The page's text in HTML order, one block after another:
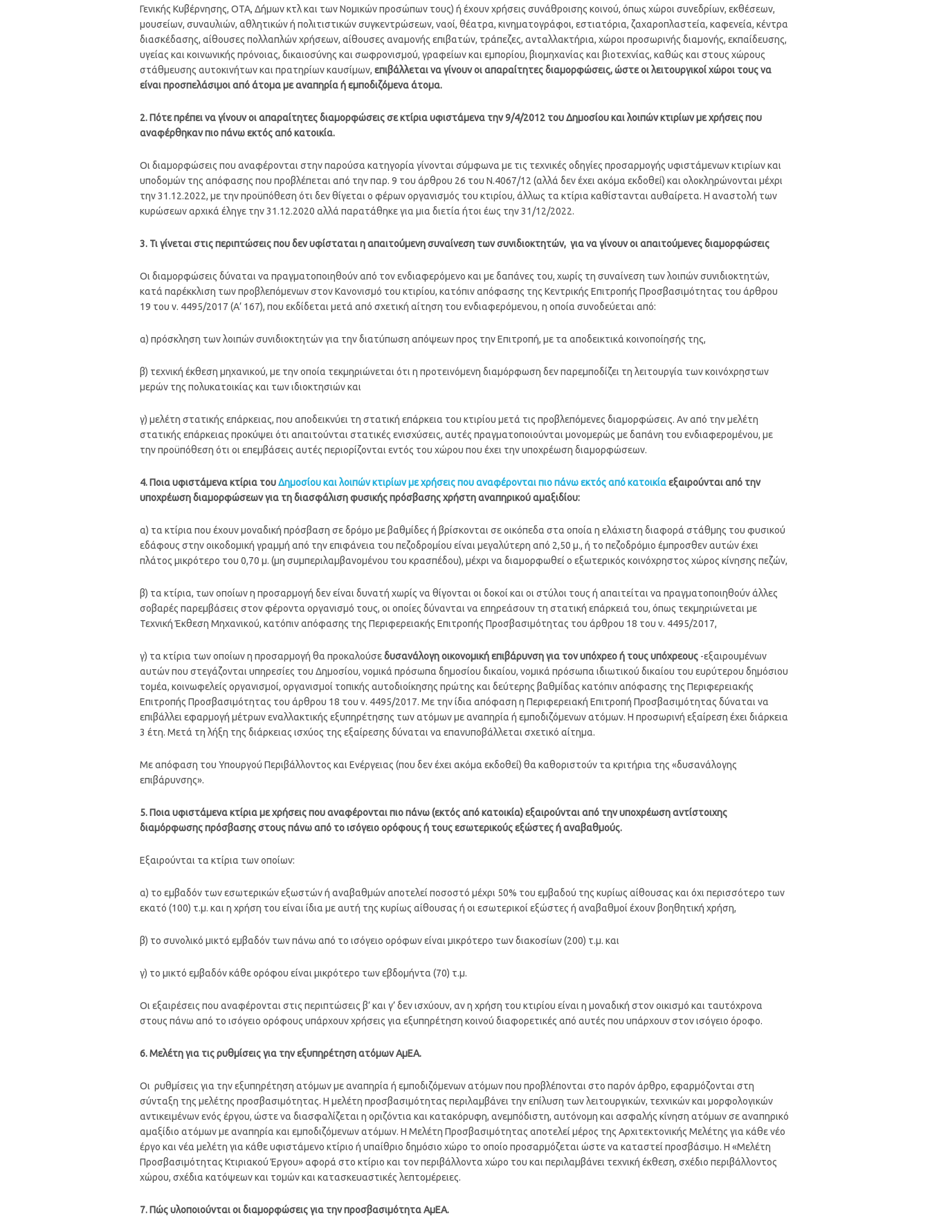
Γενικής Κυβέρνησης, ΟΤΑ, Δήμων κτλ και των Νομικών προσώπων τους) ή έχουν χρήσεις συνάθροισης κοινού, όπως χώροι συνεδρίων, εκθέσεων,
μουσείων, συναυλιών, αθλητικών ή πολιτιστικών συγκεντρώσεων, ναοί, θέατρα, κινηματογράφοι, εστιατόρια, ζαχαροπλαστεία, καφενεία, κέντρα
διασκέδασης, αίθουσες πολλαπλών χρήσεων, αίθουσες αναμονής επιβατών, τράπεζες, ανταλλακτήρια, χώροι προσωρινής διαμονής, εκπαίδευσης,
υγείας και κοινωνικής πρόνοιας, δικαιοσύνης και σωφρονισμού, γραφείων και εμπορίου, βιομηχανίας και βιοτεχνίας, καθώς και στους χώρους
στάθμευσης αυτοκινήτων και πρατηρίων καυσίμων, επιβάλλεται να γίνουν οι απαραίτητες διαμορφώσεις, ώστε οι λειτουργικοί χώροι τους να
είναι προσπελάσιμοι από άτομα με αναπηρία ή εμποδιζόμενα άτομα.
2. Πότε πρέπει να γίνουν οι απαραίτητες διαμορφώσεις σε κτίρια υφιστάμενα την 9/4/2012 του Δημοσίου και λοιπών κτιρίων με χρήσεις που
αναφέρθηκαν πιο πάνω εκτός από κατοικία.
Οι διαμορφώσεις που αναφέρονται στην παρούσα κατηγορία γίνονται σύμφωνα με τις τεχνικές οδηγίες προσαρμογής υφιστάμενων κτιρίων και
υποδομών της απόφασης που προβλέπεται από την παρ. 9 του άρθρου 26 του Ν.4067/12 (αλλά δεν έχει ακόμα εκδοθεί) και ολοκληρώνονται μέχρι
την 31.12.2022, με την προϋπόθεση ότι δεν θίγεται ο φέρων οργανισμός του κτιρίου, άλλως τα κτίρια καθίστανται αυθαίρετα. Η αναστολή των
κυρώσεων αρχικά έληγε την 31.12.2020 αλλά παρατάθηκε για μια διετία ήτοι έως την 31/12/2022.
3. Τι γίνεται στις περιπτώσεις που δεν υφίσταται η απαιτούμενη συναίνεση των συνιδιοκτητών, για να γίνουν οι απαιτούμενες διαμορφώσεις
Οι διαμορφώσεις δύναται να πραγματοποιηθούν από τον ενδιαφερόμενο και με δαπάνες του, χωρίς τη συναίνεση των λοιπών συνιδιοκτητών,
κατά παρέκκλιση των προβλεπόμενων στον Κανονισμό του κτιρίου, κατόπιν απόφασης της Κεντρικής Επιτροπής Προσβασιμότητας του άρθρου
19 του ν. 4495/2017 (Α’ 167), που εκδίδεται μετά από σχετική αίτηση του ενδιαφερόμενου, η οποία συνοδεύεται από:
α) πρόσκληση των λοιπών συνιδιοκτητών για την διατύπωση απόψεων προς την Επιτροπή, με τα αποδεικτικά κοινοποίησής της,
β) τεχνική έκθεση μηχανικού, με την οποία τεκμηριώνεται ότι η προτεινόμενη διαμόρφωση δεν παρεμποδίζει τη λειτουργία των κοινόχρηστων
μερών της πολυκατοικίας και των ιδιοκτησιών και
γ) μελέτη στατικής επάρκειας, που αποδεικνύει τη στατική επάρκεια του κτιρίου μετά τις προβλεπόμενες διαμορφώσεις. Αν από την μελέτη
στατικής επάρκειας προκύψει ότι απαιτούνται στατικές ενισχύσεις, αυτές πραγματοποιούνται μονομερώς με δαπάνη του ενδιαφερομένου, με
την προϋπόθεση ότι οι επεμβάσεις αυτές περιορίζονται εντός του χώρου που έχει την υποχρέωση διαμορφώσεων.
4. Ποια υφιστάμενα κτίρια τουΔημοσίου και λοιπών κτιρίων με χρήσεις που αναφέρονται πιο πάνω εκτός από κατοικίαεξαιρούνται από την
υποχρέωση διαμορφώσεων για τη διασφάλιση φυσικής πρόσβασης χρήστη αναπηρικού αμαξιδίου:
α) τα κτίρια που έχουν μοναδική πρόσβαση σε δρόμο με βαθμίδες ή βρίσκονται σε οικόπεδα στα οποία η ελάχιστη διαφορά στάθμης του φυσικού
εδάφους στην οικοδομική γραμμή από την επιφάνεια του πεζοδρομίου είναι μεγαλύτερη από 2,50 μ., ή το πεζοδρόμιο έμπροσθεν αυτών έχει
πλάτος μικρότερο του 0,70 μ. (μη συμπεριλαμβανομένου του κρασπέδου), μέχρι να διαμορφωθεί ο εξωτερικός κοινόχρηστος χώρος κίνησης πεζών,
β) τα κτίρια, των οποίων η προσαρμογή δεν είναι δυνατή χωρίς να θίγονται οι δοκοί και οι στύλοι τους ή απαιτείται να πραγματοποιηθούν άλλες
σοβαρές παρεμβάσεις στον φέροντα οργανισμό τους, οι οποίες δύνανται να επηρεάσουν τη στατική επάρκειά του, όπως τεκμηριώνεται με
Τεχνική Έκθεση Μηχανικού, κατόπιν απόφασης της Περιφερειακής Επιτροπής Προσβασιμότητας του άρθρου 18 του ν. 4495/2017,
γ) τα κτίρια των οποίων η προσαρμογή θα προκαλούσεδυσανάλογη οικονομική επιβάρυνση για τον υπόχρεο ή τους υπόχρεους -εξαιρουμένων
αυτών που στεγάζονται υπηρεσίες του Δημοσίου, νομικά πρόσωπα δημοσίου δικαίου, νομικά πρόσωπα ιδιωτικού δικαίου του ευρύτερου δημόσιου
τομέα, κοινωφελείς οργανισμοί, οργανισμοί τοπικής αυτοδιοίκησης πρώτης και δεύτερης βαθμίδας κατόπιν απόφασης της Περιφερειακής
Επιτροπής Προσβασιμότητας του άρθρου 18 του ν. 4495/2017. Με την ίδια απόφαση η Περιφερειακή Επιτροπή Προσβασιμότητας δύναται να
επιβάλλει εφαρμογή μέτρων εναλλακτικής εξυπηρέτησης των ατόμων με αναπηρία ή εμποδιζόμενων ατόμων. Η προσωρινή εξαίρεση έχει διάρκεια
3 έτη. Μετά τη λήξη της διάρκειας ισχύος της εξαίρεσης δύναται να επανυποβάλλεται σχετικό αίτημα.
Με απόφαση του Υπουργού Περιβάλλοντος και Ενέργειας (που δεν έχει ακόμα εκδοθεί) θα καθοριστούν τα κριτήρια της «δυσανάλογης
επιβάρυνσης».
5. Ποια υφιστάμενα κτίρια με χρήσεις που αναφέρονται πιο πάνω (εκτός από κατοικία) εξαιρούνται από την υποχρέωση αντίστοιχης
διαμόρφωσης πρόσβασης στους πάνω από το ισόγειο ορόφους ή τους εσωτερικούς εξώστες ή αναβαθμούς.
Εξαιρούνται τα κτίρια των οποίων:
α) το εμβαδόν των εσωτερικών εξωστών ή αναβαθμών αποτελεί ποσοστό μέχρι 50% του εμβαδού της κυρίως αίθουσας και όχι περισσότερο των
εκατό (100) τ.μ. και η χρήση του είναι ίδια με αυτή της κυρίως αίθουσας ή οι εσωτερικοί εξώστες ή αναβαθμοί έχουν βοηθητική χρήση,
β) το συνολικό μικτό εμβαδόν των πάνω από το ισόγειο ορόφων είναι μικρότερο των διακοσίων (200) τ.μ. και
γ) το μικτό εμβαδόν κάθε ορόφου είναι μικρότερο των εβδομήντα (70) τ.μ.
Οι εξαιρέσεις που αναφέρονται στις περιπτώσεις β’ και γ’ δεν ισχύουν, αν η χρήση του κτιρίου είναι η μοναδική στον οικισμό και ταυτόχρονα
στους πάνω από το ισόγειο ορόφους υπάρχουν χρήσεις για εξυπηρέτηση κοινού διαφορετικές από αυτές που υπάρχουν στον ισόγειο όροφο.
6. Μελέτη για τις ρυθμίσεις για την εξυπηρέτηση ατόμων ΑμΕΑ.
Οι ρυθμίσεις για την εξυπηρέτηση ατόμων με αναπηρία ή εμποδιζόμενων ατόμων που προβλέπονται στο παρόν άρθρο, εφαρμόζονται στη
σύνταξη της μελέτης προσβασιμότητας. Η μελέτη προσβασιμότητας περιλαμβάνει την επίλυση των λειτουργικών, τεχνικών και μορφολογικών
αντικειμένων ενός έργου, ώστε να διασφαλίζεται η οριζόντια και κατακόρυφη, ανεμπόδιστη, αυτόνομη και ασφαλής κίνηση ατόμων σε αναπηρικό
αμαξίδιο ατόμων με αναπηρία και εμποδιζόμενων ατόμων. Η Μελέτη Προσβασιμότητας αποτελεί μέρος της Αρχιτεκτονικής Μελέτης για κάθε νέο
έργο και νέα μελέτη για κάθε υφιστάμενο κτίριο ή υπαίθριο δημόσιο χώρο το οποίο προσαρμόζεται ώστε να καταστεί προσβάσιμο. Η «Μελέτη
Προσβασιμότητας Κτιριακού Έργου» αφορά στο κτίριο και τον περιβάλλοντα χώρο του και περιλαμβάνει τεχνική έκθεση, σχέδιο περιβάλλοντος
χώρου, σχέδια κατόψεων και τομών και κατασκευαστικές λεπτομέρειες.
7. Πώς υλοποιούνται οι διαμορφώσεις για την προσβασιμότητα ΑμΕΑ.